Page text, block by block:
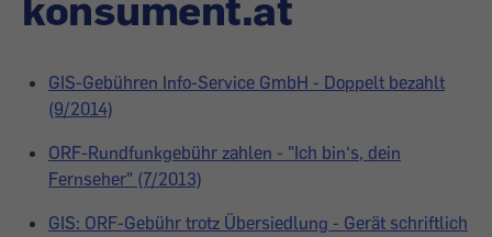
GIS-Gebühren Info-Service GmbH - Doppelt bezahlt
(9/2014)
ORF-Rundfunkgebühr zahlen - "Ich bin‘s, dein
Fernseher" (7/2013)
GIS: ORF-Gebühr trotz Übersiedlung - Gerät schriftlich